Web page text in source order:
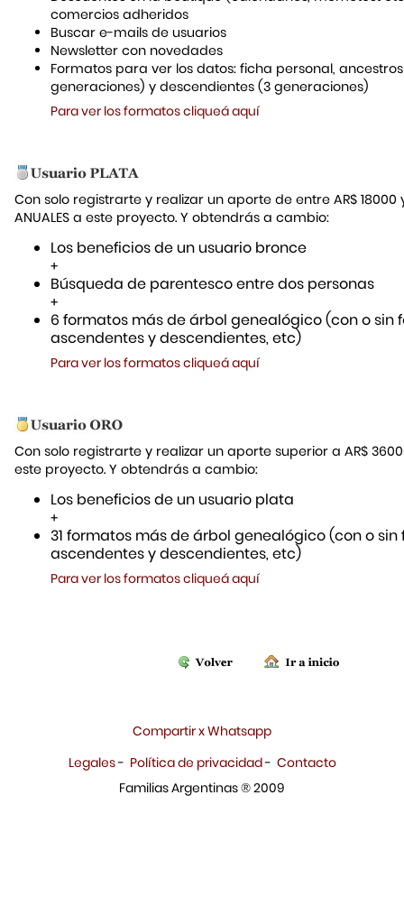
comercios adheridos
Buscar e-mails de usuarios
Newsletter con novedades
Formatos para ver los datos: ficha personal,
generaciones) y descendientes (3 generaciones)
Para ver los formatos cliqueá aquí
Con solo registrarte y realizar un aporte de entre AR$ 18000
ANUALES a este proyecto. Y obtendrás a cambio:
Los beneficios de un usuario bronce
+
Búsqueda de parentesco entre dos personas
+
6 formatos más de árbol genealógico (con o sin
ascendentes y descendientes, etc)
Para ver los formatos cliqueá aquí
Con solo registrarte y realizar un aporte superior a AR$
este proyecto. Y obtendrás a cambio:
Los beneficios de un usuario plata
+
31 formatos más de árbol genealógico (con o sin
ascendentes y descendientes, etc)
Para ver los formatos cliqueá aquí
Compartir x Whatsapp
Legales- Política de privacidad- Contacto
Familias Argentinas ® 2009